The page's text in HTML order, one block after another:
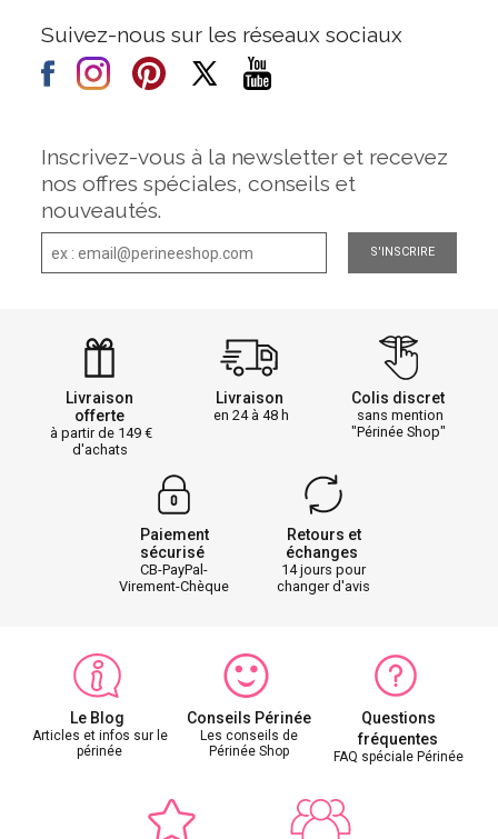
Suivez-nous sur les réseaux sociaux
Inscrivez-vous à la newsletter et recevez
nos offres spéciales, conseils et
nouveautés.
S'INSCRIRE
Livraison
offerte
à partir de 149
d'achats
Livraison
en 24 à 48 h
Colis discret
sans mention
"Périnée Shop"
Paiement
sécurisé
CB-PayPal-
Virement-Chèque
Retours et
échanges
14 jours pour
changer d'avis
Le Blog
Articles et infos sur le
périnée
Conseils Périnée
Les conseils de
Périnée Shop
Questions
fréquentes
FAQ spéciale Périnée